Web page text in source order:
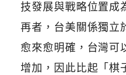
技發展與戰略位置成
再者，台美關係獨立
愈來愈明確，台灣可
增加，因此比起「棋